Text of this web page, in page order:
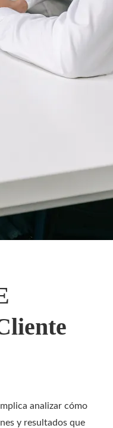
analizar cómo
y resultados que